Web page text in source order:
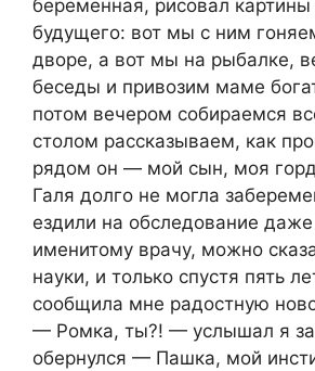
беременная, рисовал
будущего: вот мы с ним
дворе, а вот мы на рыбалке,
беседы и привозим маме
потом вечером собираемся
столом рассказываем, как
рядом он — мой сын, моя
Галя долго не могла
ездили на обследование
именитому врачу, можно
науки, и только спустя пять
сообщила мне радостную
— Ромка, ты?! — услышал я за
обернулся — Пашка, мой